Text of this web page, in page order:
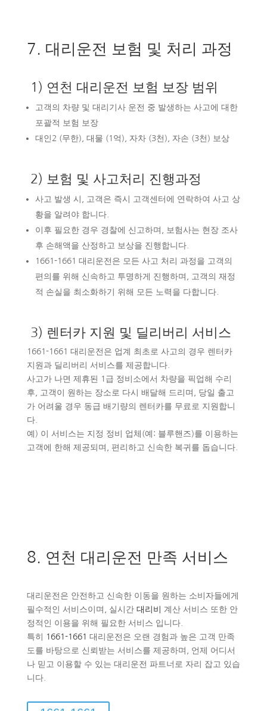
7. 대리운전 보험 및 처리 과정
1) 연천 대리운전 보험 보장 범위
고객의 차량 및 대리기사 운전 중 발생하는 사고에 대한
포괄적 보험 보장
대인2 (무한), 대물 (1억), 자차 (3천), 자손 (3천) 보상
2) 보험 및 사고처리 진행과정
사고 발생 시, 고객은 즉시 고객센터에 연락하여 사고 상
황을 알려야 합니다.
이후 필요한 경우 경찰에 신고하며, 보험사는 현장 조사
후 손해액을 산정하고 보상을 진행합니다.
1661-1661 대리운전은 모든 사고 처리 과정을 고객의
편의를 위해 신속하고 투명하게 진행하며, 고객의 재정
적 손실을 최소화하기 위해 모든 노력을 다합니다.
3) 렌터카 지원 및 딜리버리 서비스
1661-1661 대리운전은 업계 최초로 사고의 경우 렌터카
지원과 딜리버리 서비스를 제공합니다.
사고가 나면 제휴된 1급 정비소에서 차량을 픽업해 수리
후, 고객이 원하는 장소로 다시 배달해 드리며, 당일 출고
가 어려울 경우 동급 배기량의 렌터카를 무료로 지원합니
다.
예) 이 서비스는 지정 정비 업체(예: 블루핸즈)를 이용하는
고객에 한해 제공되며, 편리하고 신속한 복귀를 돕습니다.
8. 연천 대리운전 만족 서비스
대리운전은 안전하고 신속한 이동을 원하는 소비자들에게
필수적인 서비스이며, 실시간 대리비
계산 서비스 또한 안
정적인 이용을 위해 필요한 서비스 입니다.
특히
1661-1661 대리운전은 오랜 경험과 높은 고객 만족
도를 바탕으로 신뢰받는 서비스를 제공하며, 언제 어디서
나 믿고 이용할 수 있는 대리운전 파트너로 자리 잡고 있습
니다.